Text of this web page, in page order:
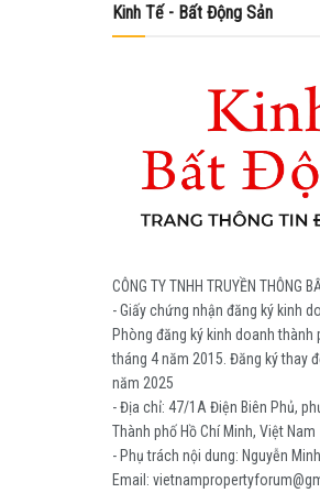
Kinh Tế - Bất Động Sản
CÔNG TY TNHH TRUYỀN THÔNG
- Giấy chứng nhận đăng ký kinh
Phòng đăng ký kinh doanh thành
tháng 4 năm 2015. Đăng ký thay
năm 2025
- Địa chỉ: 47/1A Điện Biên Phủ,
Thành phố Hồ Chí Minh, Việt Nam
- Phụ trách nội dung: Nguyễn
Email: